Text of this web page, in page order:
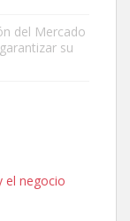
del Mercado
su
el negocio